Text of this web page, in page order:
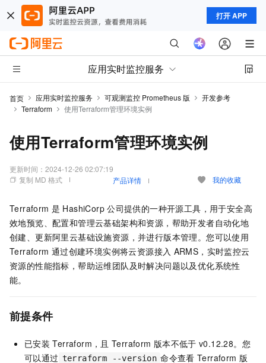
打开 APP
应用实时监控服务
首页 应用实时监控服务 可观测监控 Prometheus 版
开发参考
Terraform
使用Terraform管理环境实例
使用Terraform管理环境实例
更新时间： 2024-12-26 02:07:19
复制 MD 格式
产品详情 我的收藏
Terraform 是 HashiCorp 公司提供的一种开源工具，用于安全高
效地预览、配置和管理云基础架构和资源，帮助开发者自动化地
创建、更新阿里云基础设施资源，并进行版本管理。您可以使用
Terraform 通过创建环境实例将云资源接入 ARMS，实时监控云
资源的性能指标，帮助运维团队及时解决问题以及优化系统性
能。
前提条件
已安装 Terraform，且 Terraform 版本不低于 v0.12.28。您
可以通过 terraform --version 命令查看 Terraform 版